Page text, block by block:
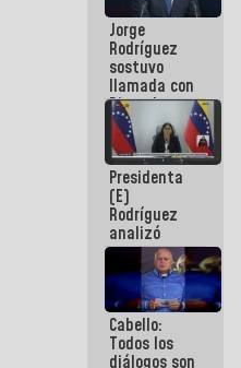
a servidores
públicos
Jorge
Rodríguez
sostuvo
llamada con
Dinorah
Figuera y
acuerdan
primer
encuentro
presencial
para el
diálogo
Presidenta
(E)
Rodríguez
analizó
junto a
gobernadores
planes de
recuperación
del Sistema
Eléctrico
Cabello:
Todos los
diálogos son